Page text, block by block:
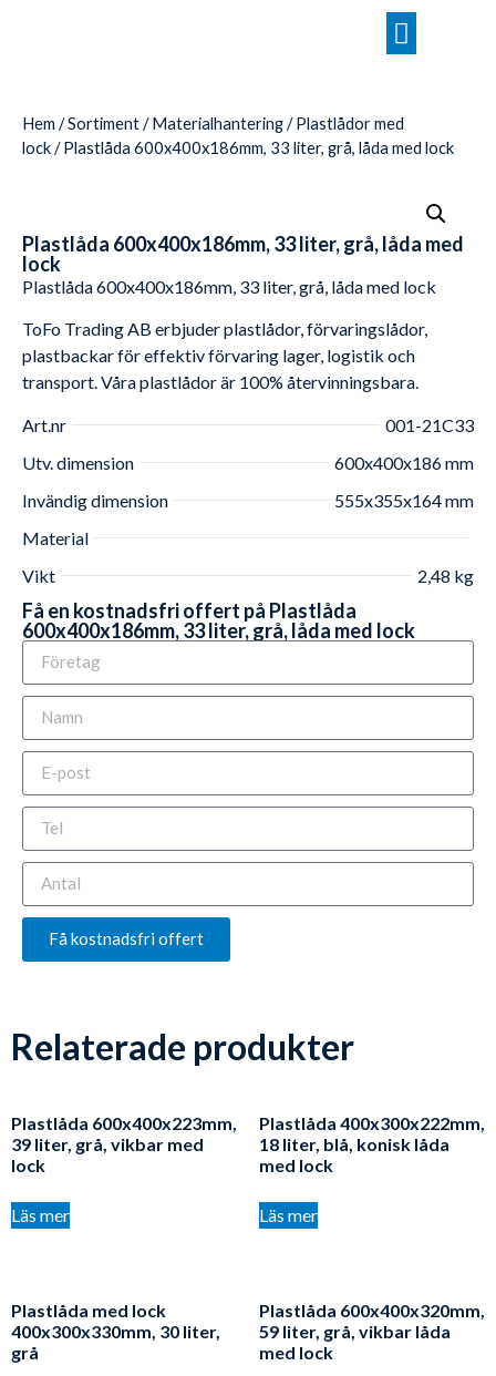
Hem /Sortiment/Materialhantering/Plastlådor med
lock/ Plastlåda 600x400x186mm, 33 liter, grå, låda med lock
Plastlåda 600x400x186mm, 33 liter, grå, låda med
lock
Plastlåda 600x400x186mm, 33 liter, grå, låda med lock
ToFo Trading AB erbjuder plastlådor, förvaringslådor,
plastbackar för effektiv förvaring lager, logistik och
transport. Våra plastlådor är 100% återvinningsbara.
Art.nr
001-21C33
Utv. dimension
600x400x186 mm
Invändig dimension
555x355x164 mm
Material
Vikt
2,48 kg
Få en kostnadsfri offert på Plastlåda
600x400x186mm, 33 liter, grå, låda med lock
Få kostnadsfri offert
Relaterade produkter
Plastlåda 600x400x223mm,
39 liter, grå, vikbar med
lock
Läs mer
Plastlåda 400x300x222mm,
18 liter, blå, konisk låda
med lock
Läs mer
Plastlåda med lock
400x300x330mm, 30 liter,
grå
Plastlåda 600x400x320mm,
59 liter, grå, vikbar låda
med lock